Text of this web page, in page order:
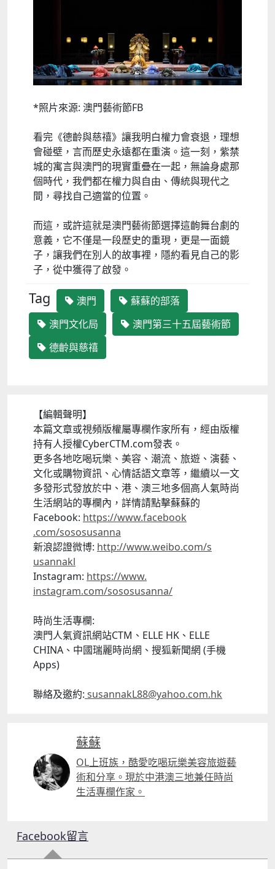
*照片來源: 澳門藝術節FB
看完《德齡與慈禧》讓我明白權力會衰退，理想
會碰壁，言而歷史永遠都在重演。這一刻，紫禁
城的寓言與澳門的現實重疊在一起，無論身處那
個時代，我們都在權力與自由、傳統與現代之
間，尋找自己適當的位置。
而這，或許這就是澳門藝術節選擇這齣舞台劇的
意義，它不僅是一段歷史的重現，更是一面鏡
子，讓我們在別人的故事裡，隱約看見自己的影
子，從中獲得了啟發。
Tag 澳門
蘇蘇的部落
澳門文化局
澳門第三十五屆藝術節
德齡與慈禧
【編輯聲明】
本篇文章或視頻版權屬專欄作家所有， 經由版權
持有人授權CyberCTM.com發表。
更多各地吃喝玩樂、美容、潮流、旅遊、演藝、
文化或購物資訊、 心情話語文章等，繼續以一文
多發形式發放於中、港、 澳三地多個高人氣時尚
生活網站的專欄內，詳情請點擊蘇蘇的
Facebook: https://www.facebook
.com/sososusanna
新浪認證微博: http://www.weibo.com/s
usannakl
Instagram: https://www.
instagram.com/sososusanna/
時尚生活專欄:
澳門人氣資訊網站CTM、ELLE HK、ELLE
CHINA、中國瑞麗時尚網、搜狐新聞網 (手機
Apps)
聯絡及邀約: susannakL88@yahoo.com.hk
蘇蘇
OL上班族，酷愛吃喝玩樂美容旅遊藝
術和分享。現於中港澳三地兼任時尚
生活專欄作家。
Facebook留言